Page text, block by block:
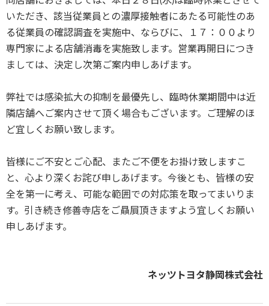
いただき、該当従業員との濃厚接触者にあたる可能性のあ
る従業員の確認調査を実施中、ならびに、１７：００より
専門家による店舗消毒を実施致します。営業再開日につき
ましては、決定し次第ご案内申し あげます。
弊社では感染拡大の抑制を最優先し、臨時休業期間中は近
隣店舗へご案内させて頂く場合もございます。ご理解のほ
ど宜しくお願い致します。
皆様にご不安とご心配、またご不便をお掛け致しますこ
と、心より深くお詫び申しあげます。今後とも、 皆様の安
全を第一に考え、可能な範囲での対応策を取ってまいりま
す。引き続き修善寺店をご贔屓頂きますよう宜しくお願い
申しあげます。
ネッツトヨタ静岡株式会社